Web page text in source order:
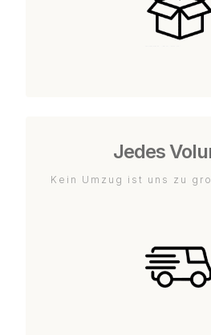
Jedes
Kein Umzug ist uns zu